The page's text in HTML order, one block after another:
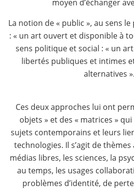
moyen d’échanger
La notion de « public », au sens
: « un art ouvert et disponible à
sens politique et social : « un
libertés publiques et intimes
alternatives ».
Ces deux approches lui ont
objets » et des « matrices »
sujets contemporains et leurs
technologies. Il s’agit de
médias libres, les sciences, la
au temps, les usages
problèmes d’identité, de